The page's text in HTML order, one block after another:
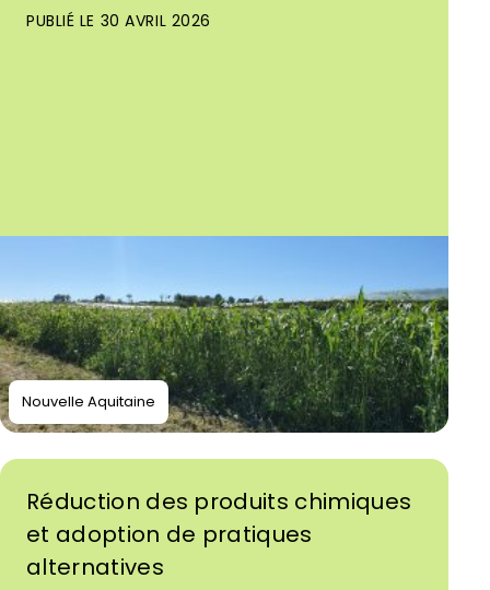
PUBLIÉ LE 30 AVRIL 2026
Nouvelle Aquitaine
Réduction des produits chimiques
et adoption de pratiques
alternatives